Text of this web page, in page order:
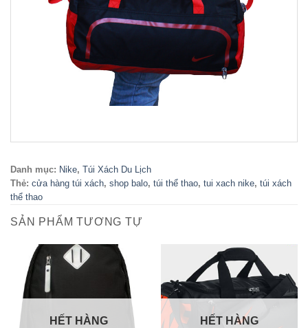
Danh mục: Nike, Túi Xách Du Lịch
Thẻ: cửa hàng túi xách, shop balo, túi thể thao, tui xach nike, túi xách
thể thao
SẢN PHẨM TƯƠNG TỰ
HẾT HÀNG HẾT HÀNG